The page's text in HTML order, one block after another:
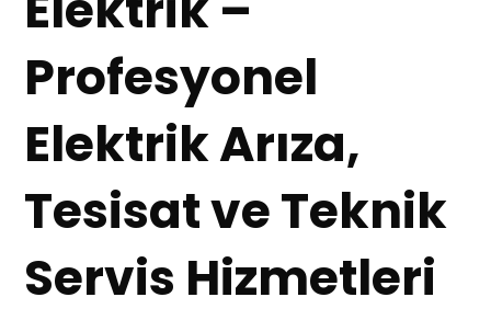
Profesyonel
Elektrik Arıza,
Tesisat ve Teknik
Servis Hizmetleri